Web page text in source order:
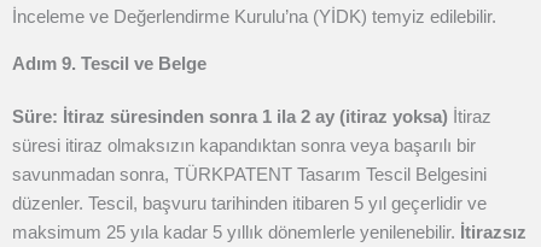
İnceleme ve Değerlendirme Kurulu’na (YİDK) temyiz edilebilir.
Adım 9. Tescil ve Belge
Süre: İtiraz süresinden sonra 1 ila 2 ay (itiraz yoksa) İtiraz
süresi itiraz olmaksızın kapandıktan sonra veya başarılı bir
savunmadan sonra, TÜRKPATENT Tasarım Tescil Belgesini
düzenler. Tescil, başvuru tarihinden itibaren 5 yıl geçerlidir ve
maksimum 25 yıla kadar 5 yıllık dönemlerle yenilenebilir. İtirazsız